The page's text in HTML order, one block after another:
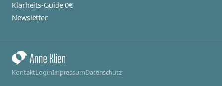
Klarheits-Guide 0€
Newsletter
KontaktLoginImpressumDatenschutz